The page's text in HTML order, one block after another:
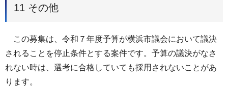
11 その他
この募集は、令和７年度予算が横浜市議会において議決
されることを停止条件とする案件です。予算の議決がなさ
れない時は、選考に合格していても採用されないことがあ
ります。